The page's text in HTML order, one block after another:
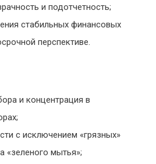
и подотчетность;
стабильных финансовых
перспективе.
и концентрация в
с исключением «грязных»
«зеленого мытья»;